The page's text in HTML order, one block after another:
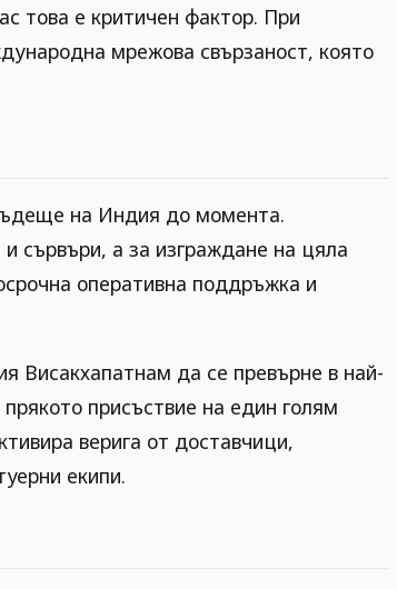
това е критичен фактор. При
мрежова свързаност, която
на Индия до момента.
сървъри, а за изграждане на цяла
оперативна поддръжка и
Висакхапатнам да се превърне в най-
присъствие на един голям
верига от доставчици,
екипи.